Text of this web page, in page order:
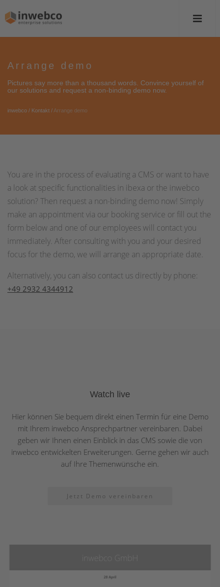
Arrange demo
Pictures say more than a thousand words. Convince yourself of
our solutions and request a non-binding demo now.
inwebco / Kontakt / Arrange demo
You are in the process of evaluating a CMS or want to have
a look at specific functionalities in ibexa or the inwebco
solution? Then request a non-binding demo now! Simply
make an appointment via our booking service or fill out the
form below and one of our employees will contact you
immediately. After consulting with you and your desired
focus for the demo, we will arrange an appropriate date.
Alternatively, you can also contact us directly by phone:
+49 2932 4344912
Watch live
Hier können Sie bequem direkt einen Termin für eine Demo
mit Ihrem inwebco Ansprechpartner vereinbaren. Dabei
geben wir Ihnen einen Einblick in das CMS sowie die von
inwebco entwickelten Erweiterungen. Gerne gehen wir auch
auf Ihre Themenwünsche ein.
Jetzt Demo vereinbaren